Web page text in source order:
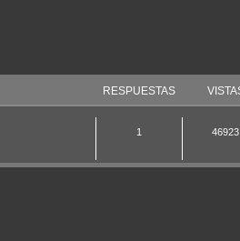
RESPUESTAS
1 46923